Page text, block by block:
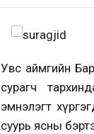
Увс аймгийн
сурагч
эмнэлэгт
суурь ясны